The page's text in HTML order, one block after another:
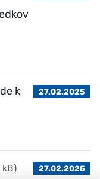
k
27.02.2025
kB) 27.02.2025